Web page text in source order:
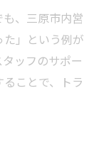
、三原市内営
」という例が
ッフのサポー
ことで、トラ